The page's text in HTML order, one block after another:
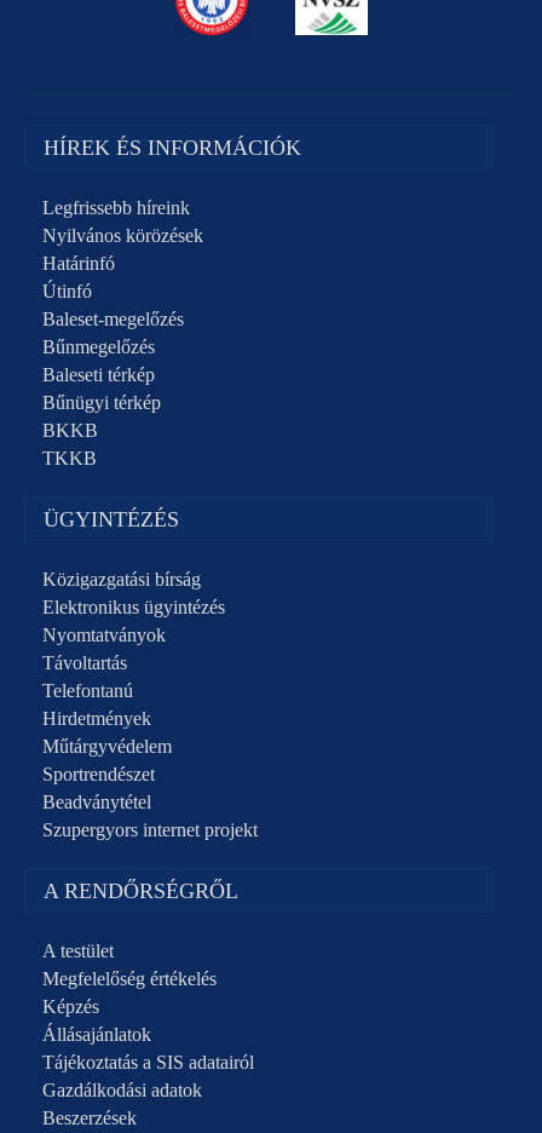
HÍREK ÉS INFORMÁCIÓK
Legfrissebb híreink
Nyilvános körözések
Határinfó
Útinfó
Baleset-megelőzés
Bűnmegelőzés
Baleseti térkép
Bűnügyi térkép
BKKB
TKKB
ÜGYINTÉZÉS
Közigazgatási bírság
Elektronikus ügyintézés
Nyomtatványok
Távoltartás
Telefontanú
Hirdetmények
Műtárgyvédelem
Sportrendészet
Beadványtétel
Szupergyors internet projekt
A RENDŐRSÉGRŐL
A testület
Megfelelőség értékelés
Képzés
Állásajánlatok
Tájékoztatás a SIS adatairól
Gazdálkodási adatok
Beszerzések